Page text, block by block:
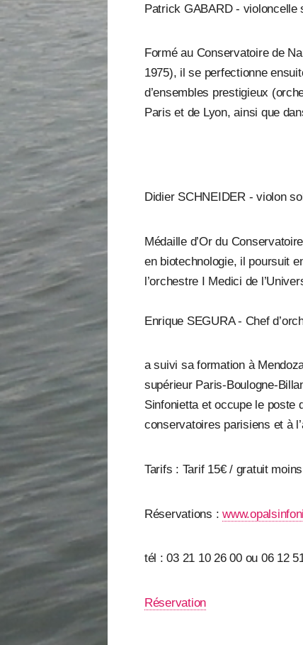
Patrick GABARD - violoncelle
Formé au Conservatoire de
1975), il se perfectionne
d’ensembles prestigieux
Paris et de Lyon, ainsi que
Didier SCHNEIDER - violon
Médaille d’Or du
en biotechnologie, il poursuit
l’orchestre I Medici de
Enrique SEGURA - Chef
a suivi sa formation à
supérieur Paris-Boulogne-
Sinfonietta et occupe le poste
conservatoires parisiens et à
Tarifs : Tarif 15€ / gratuit
Réservations :
tél : 03 21 10 26 00 ou 06 12
Réservation